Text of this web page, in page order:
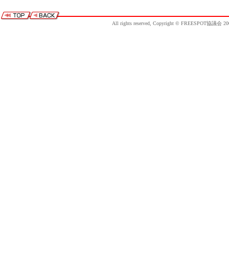
All rights reserved, Copyright © FREESPOT協議会